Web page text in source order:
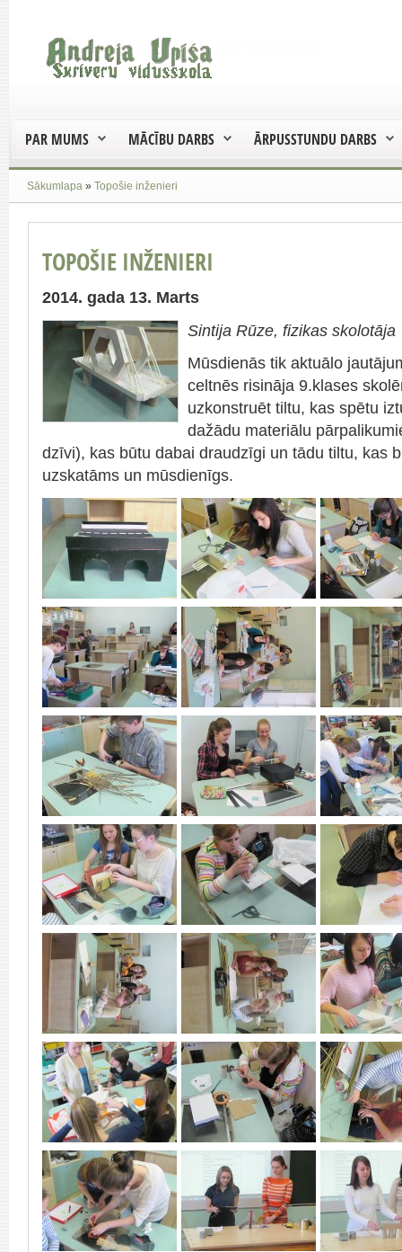
PAR MUMS MĀCĪBU DARBS ĀRPUSSTUNDU DARBS
Sākumlapa » Topošie inženieri
TOPOŠIE INŽENIERI
2014. gada 13. Marts
Sintija Rūze, fizikas skolotāja
Mūsdienās tik aktuālo
celtnēs risināja 9.klases
uzkonstruēt tiltu, kas spētu
dažādu materiālu
dzīvi), kas būtu dabai draudzīgi un tādu tiltu, kas
uzskatāms un mūsdienīgs.